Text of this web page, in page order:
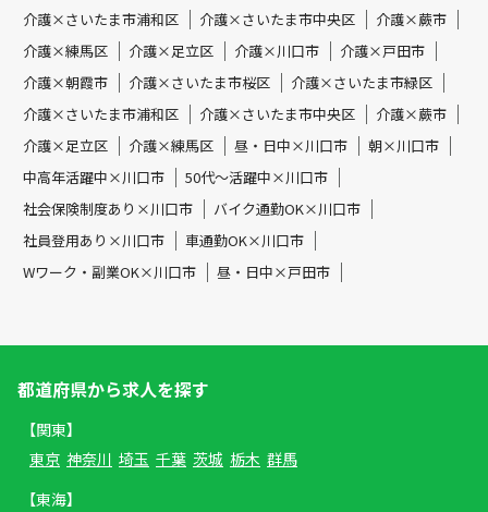
介護×さいたま市浦和区
介護×さいたま市中央区
介護×蕨市
介護×練馬区
介護×足立区 介護×川口市
介護×戸田市
介護×朝霞市
介護×さいたま市桜区
介護×さいたま市緑区
介護×さいたま市浦和区
介護×さいたま市中央区
介護×蕨市
介護×足立区
介護×練馬区 昼・日中×川口市
朝×川口市
中高年活躍中×川口市
50代～活躍中×川口市
社会保険制度あり×川口市
バイク通勤OK×川口市
社員登用あり×川口市
車通勤OK×川口市
Wワーク・副業OK×川口市
昼・日中×戸田市
都道府県から求人を探す
【関東】
東京 神奈川 埼玉 千葉 茨城 栃木 群馬
【東海】